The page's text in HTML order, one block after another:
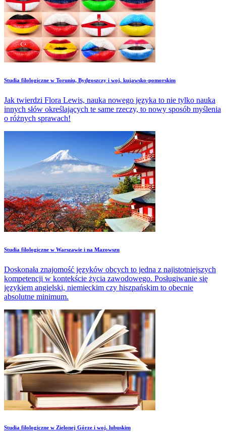
Studia filologiczne w Toruniu, Bydgoszczy i woj. kujawsko-pomorskim
Jak twierdzi Flora Lewis, nauka nowego języka to nie tylko nauka
innych słów określających te same rzeczy, to nowy sposób myślenia
o różnych sprawach!
Studia filologiczne w Warszawie i na Mazowszu
Doskonała znajomość języków obcych to jedna z najistotniejszych
kompetencji w kontekście życia zawodowego. Posługiwanie się
językiem angielski, niemieckim czy hiszpańskim to obecnie
absolutne minimum.
Studia filologiczne w Zielonej Górze i woj. lubuskim